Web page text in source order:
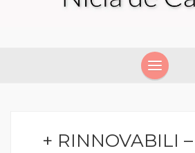
+ RINNOVABILI